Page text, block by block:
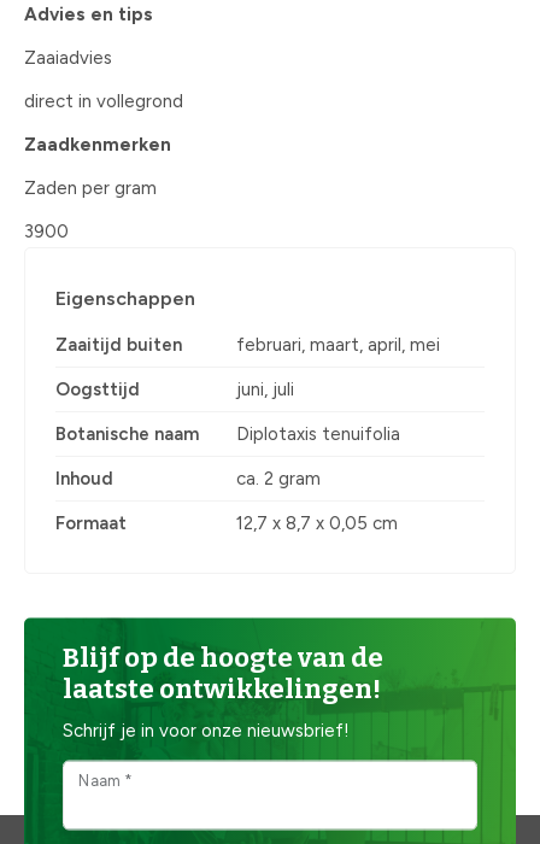
Advies en tips
Zaaiadvies
direct in vollegrond
Zaadkenmerken
Zaden per gram
3900
Eigenschappen
Zaaitijd buiten februari, maart, april, mei
Oogsttijd juni, juli
Botanische naam Diplotaxis tenuifolia
Inhoud ca. 2 gram
Formaat 12,7 x 8,7 x 0,05 cm
Blijf op de hoogte van de
laatste ontwikkelingen!
Schrijf je in voor onze nieuwsbrief!
Naam *